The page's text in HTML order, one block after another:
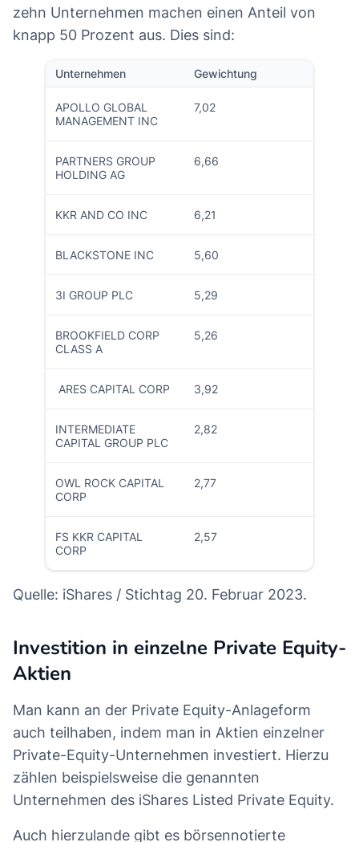
zehn Unternehmen machen einen Anteil von
knapp 50 Prozent aus. Dies sind:
Unternehmen Gewichtung
APOLLO GLOBAL
MANAGEMENT INC
7,02
PARTNERS GROUP
HOLDING AG
6,66
KKR AND CO INC 6,21
BLACKSTONE INC 5,60
3I GROUP PLC 5,29
BROOKFIELD CORP
CLASS A
5,26
ARES CAPITAL CORP 3,92
INTERMEDIATE
CAPITAL GROUP PLC
2,82
OWL ROCK CAPITAL
CORP
2,77
FS KKR CAPITAL
CORP
2,57
Quelle: iShares / Stichtag 20. Februar 2023.
Investition in einzelne Private Equity-
Aktien
Man kann an der Private Equity-Anlageform
auch teilhaben, indem man in Aktien einzelner
Private-Equity-Unternehmen investiert. Hierzu
zählen beispielsweise die genannten
Unternehmen des iShares Listed Private Equity.
Auch hierzulande gibt es börsennotierte